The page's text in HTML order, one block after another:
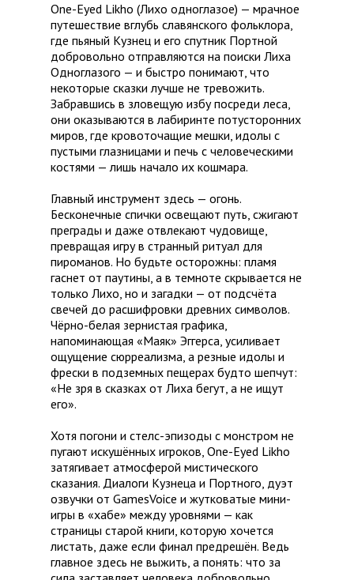
One-Eyed Likho (Лихо одноглазое) — мрачное
путешествие вглубь славянского фольклора,
где пьяный Кузнец и его спутник Портной
добровольно отправляются на поиски Лиха
Одноглазого — и быстро понимают, что
некоторые сказки лучше не тревожить.
Забравшись в зловещую избу посреди леса,
они оказываются в лабиринте потусторонних
миров, где кровоточащие мешки, идолы с
пустыми глазницами и печь с человеческими
костями — лишь начало их кошмара.
Главный инструмент здесь — огонь.
Бесконечные спички освещают путь, сжигают
преграды и даже отвлекают чудовище,
превращая игру в странный ритуал для
пироманов. Но будьте осторожны: пламя
гаснет от паутины, а в темноте скрывается не
только Лихо, но и загадки — от подсчёта
свечей до расшифровки древних символов.
Чёрно-белая зернистая графика,
напоминающая «Маяк» Эггерса, усиливает
ощущение сюрреализма, а резные идолы и
фрески в подземных пещерах будто шепчут:
«Не зря в сказках от Лиха бегут, а не ищут
его».
Хотя погони и стелс-эпизоды с монстром не
пугают искушённых игроков, One-Eyed Likho
затягивает атмосферой мистического
сказания. Диалоги Кузнеца и Портного, дуэт
озвучки от GamesVoice и жутковатые мини-
игры в «хабе» между уровнями — как
страницы старой книги, которую хочется
листать, даже если финал предрешён. Ведь
главное здесь не выжить, а понять: что за